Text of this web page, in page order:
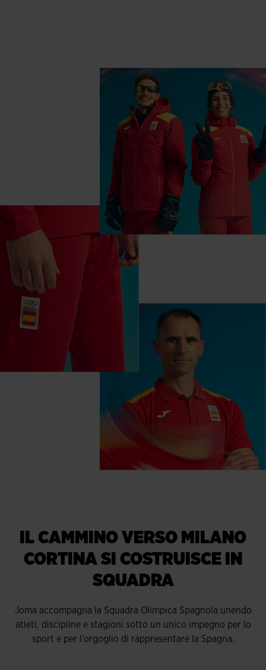
IL CAMMINO VERSO MILANO
CORTINA SI COSTRUISCE IN
SQUADRA
Joma accompagna la Squadra Olimpica Spagnola unendo
atleti, discipline e stagioni sotto un unico impegno per lo
sport e per l’orgoglio di rappresentare la Spagna.